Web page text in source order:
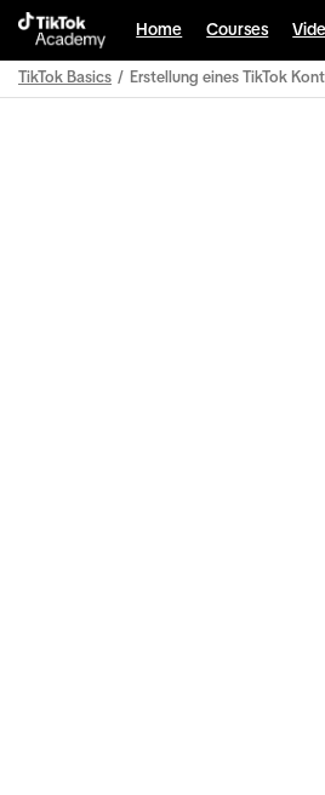
Home Courses
TikTok Basics Erstellung eines TikTok